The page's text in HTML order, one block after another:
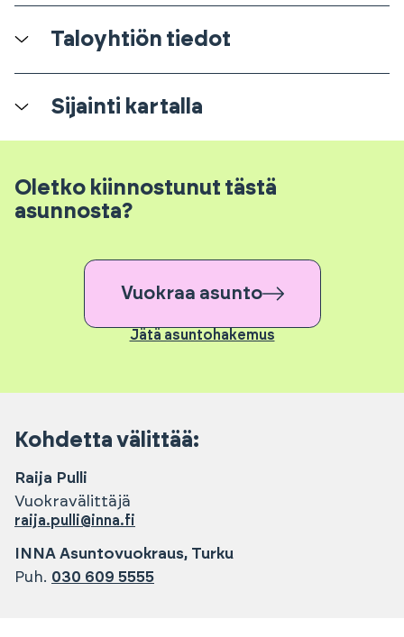
Taloyhtiön tiedot
Sijainti kartalla
Oletko kiinnostunut tästä
asunnosta?
Vuokraa asunto
Jätä asuntohakemus
Kohdetta välittää:
Raija Pulli
Vuokravälittäjä
raija.pulli@inna.fi
INNA Asuntovuokraus, Turku
Puh. 030 609 5555